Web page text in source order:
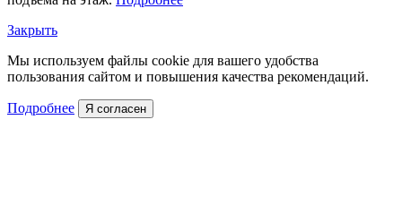
Закрыть
Мы используем файлы cookie для вашего удобства
пользования сайтом и повышения качества рекомендаций.
Подробнее Я согласен